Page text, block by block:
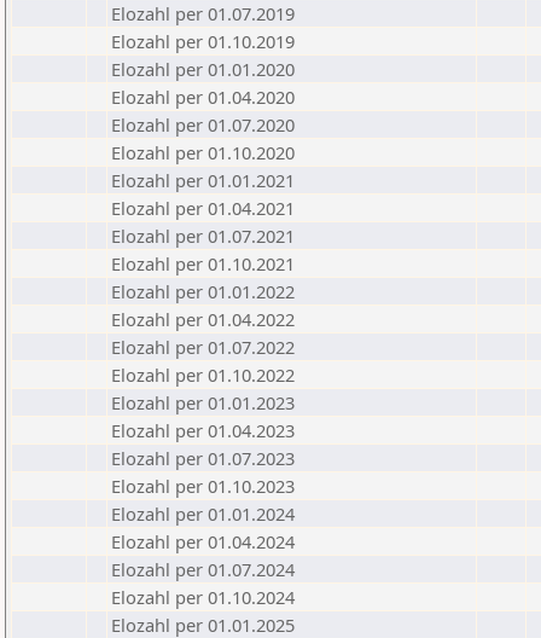
Elozahl per 01.07.2019
Elozahl per 01.10.2019
Elozahl per 01.01.2020
Elozahl per 01.04.2020
Elozahl per 01.07.2020
Elozahl per 01.10.2020
Elozahl per 01.01.2021
Elozahl per 01.04.2021
Elozahl per 01.07.2021
Elozahl per 01.10.2021
Elozahl per 01.01.2022
Elozahl per 01.04.2022
Elozahl per 01.07.2022
Elozahl per 01.10.2022
Elozahl per 01.01.2023
Elozahl per 01.04.2023
Elozahl per 01.07.2023
Elozahl per 01.10.2023
Elozahl per 01.01.2024
Elozahl per 01.04.2024
Elozahl per 01.07.2024
Elozahl per 01.10.2024
Elozahl per 01.01.2025